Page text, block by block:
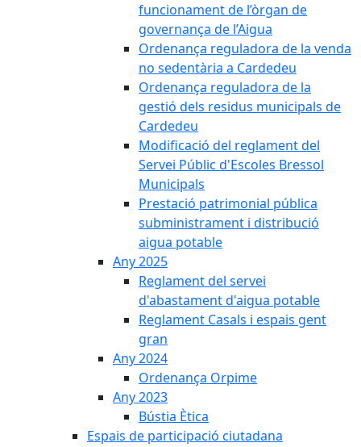
funcionament de l’òrgan de
governança de l’Aigua
Ordenança reguladora de la venda
no sedentària a Cardedeu
Ordenança reguladora de la
gestió dels residus municipals de
Cardedeu
Modificació del reglament del
Servei Públic d'Escoles Bressol
Municipals
Prestació patrimonial pública
subministrament i distribució
aigua potable
Any 2025
Reglament del servei
d'abastament d'aigua potable
Reglament Casals i espais gent
gran
Any 2024
Ordenança Orpime
Any 2023
Bústia Ètica
Espais de participació ciutadana